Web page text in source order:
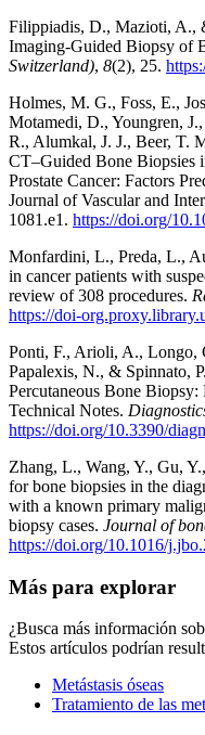
Filippiadis, D., Mazioti, A.,
Imaging-Guided Biopsy of
Switzerland), 8(2), 25.
Holmes, M. G., Foss, E.,
Motamedi, D., Youngren,
R., Alumkal, J. J., Beer, T.
CT–Guided Bone Biopsies
Prostate Cancer: Factors
Journal of Vascular and
1081.e1. https://doi.org/
Monfardini, L., Preda, L.,
in cancer patients with
review of 308 procedures.
https://doi-
Ponti, F., Arioli, A., Longo,
Papalexis, N., & Spinnato,
Percutaneous Bone
Technical Notes.
https://doi.org/10.3390/
Zhang, L., Wang, Y., Gu,
for bone biopsies in the
with a known primary
biopsy cases. Journal of
https://doi.org/10.1016/
Más para explorar
¿Busca más información
Estos artículos podrían
Metástasis óseas
Tratamiento de las